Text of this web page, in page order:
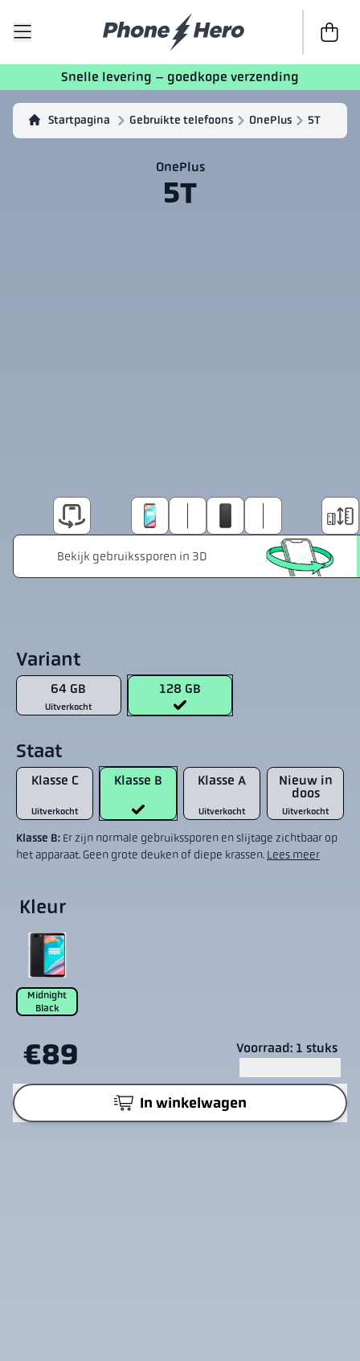
Naar de
Snelle levering – goedkope verzending
Startpagina Gebruikte telefoons OnePlus 5T
OnePlus
5T
Variant
64 GB
Uitverkocht
128 GB
Staat
Klasse C
Uitverkocht
Klasse B Klasse A
Uitverkocht
Nieuw in
doos
Uitverkocht
Klasse B: Er zijn normale gebruikssporen en slijtage zichtbaar op
het apparaat. Geen grote deuken of diepe krassen. Lees meer
Kleur
Midnight
Black
€89 Voorraad: 1 stuks
In winkelwagen